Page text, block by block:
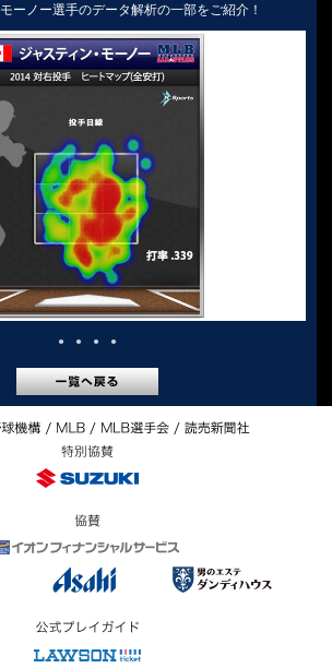
ーノー選手のデータ解析の一部をご紹介！
● ● ● ●